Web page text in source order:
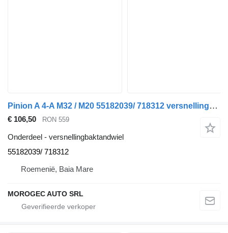
Pinion A 4-A M32 / M20 55182039/ 718312 versnellingbaktandwiel voor Alfa Romeo 159 auto
€ 106,50 RON 559
Onderdeel - versnellingbaktandwiel
55182039/ 718312
Roemenië, Baia Mare
MOROGEC AUTO SRL